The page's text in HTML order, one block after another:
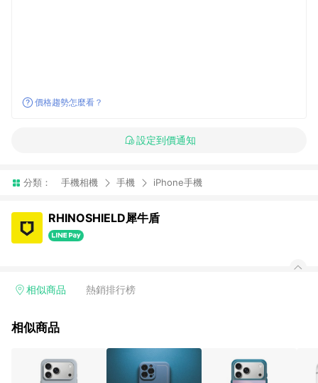
價格趨勢怎麼看？
設定到價通知
分類： 手機相機 手機 iPhone手機
RHINOSHIELD犀牛盾
相似商品 熱銷排行榜
相似商品